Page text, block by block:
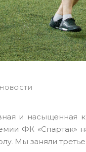
НОВОСТИ
и насыщенная
ФК «Спартак»
Мы заняли